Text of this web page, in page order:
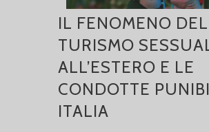
IL FENOMENO DEL
TURISMO
ALL’ESTERO E LE
CONDOTTE
ITALIA